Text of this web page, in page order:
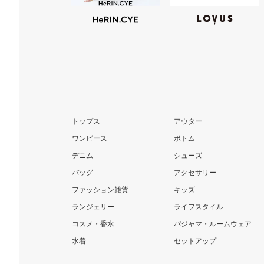
トップス
アウター
ワンピース
ボトム
デニム
シューズ
バッグ
アクセサリー
ファッション雑貨
キッズ
ランジェリー
ライフスタイル
コスメ・香水
パジャマ・ルームウェア
水着
セットアップ